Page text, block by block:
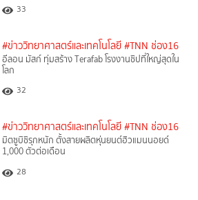
33
#ข่าววิทยาศาสตร์และเทคโนโลยี #TNN ช่อง16
อีลอน มัสก์ ทุ่มสร้าง Terafab โรงงานชิปที่ใหญ่สุดใน
โลก
32
#ข่าววิทยาศาสตร์และเทคโนโลยี #TNN ช่อง16
มิตซูบิชิรุกหนัก ตั้งสายผลิตหุ่นยนต์ฮิวแมนนอยด์
1,000 ตัวต่อเดือน
28